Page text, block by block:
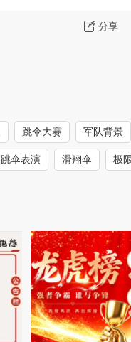
分享
跳伞大赛 军队背景
跳伞表演 滑翔伞 极